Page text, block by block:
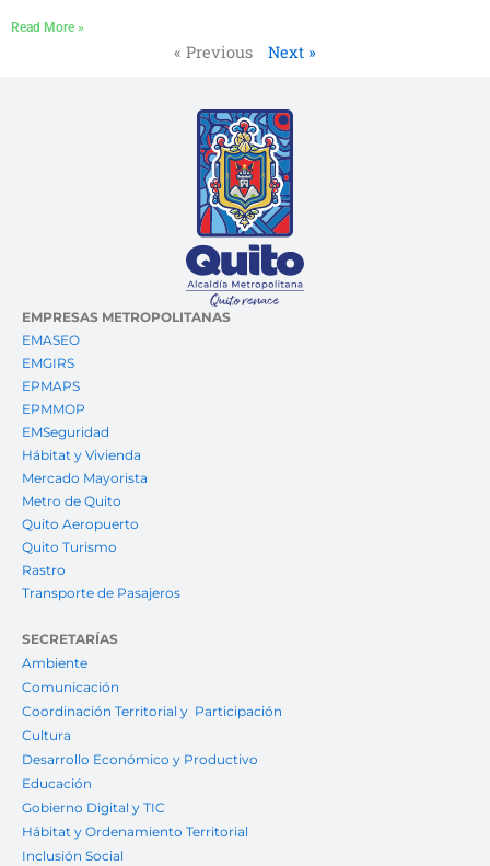
Read More »
« Previous Next »
EMPRESAS METROPOLITANAS
EMASEO
EMGIRS
EPMAPS
EPMMOP
EMSeguridad
Hábitat y Vivienda
Mercado Mayorista
Metro de Quito
Quito Aeropuerto
Quito Turismo
Rastro
Transporte de Pasajeros
SECRETARÍAS
Ambiente
Comunicación
Coordinación Territorial y Participación
Cultura
Desarrollo Económico y Productivo
Educación
Gobierno Digital y TIC
Hábitat y Ordenamiento Territorial
Inclusión Social